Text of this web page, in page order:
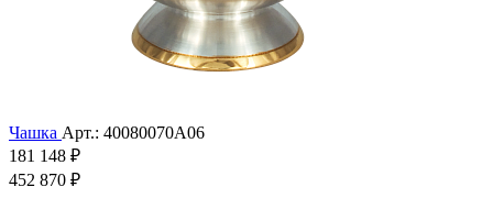
Чашка Арт.: 40080070А06
181 148 ₽
452 870 ₽